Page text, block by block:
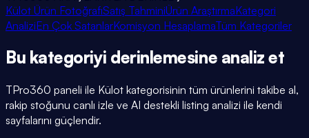
Külot Ürün FotoğrafıSatış TahminiÜrün AraştırmaKategori
AnaliziEn Çok SatanlarKomisyon HesaplamaTüm Kategoriler
Bu kategoriyi derinlemesine analiz et
TPro360 paneli ile Külot kategorisinin tüm ürünlerini takibe al,
rakip stoğunu canlı izle ve AI destekli listing analizi ile kendi
sayfalarını güçlendir.